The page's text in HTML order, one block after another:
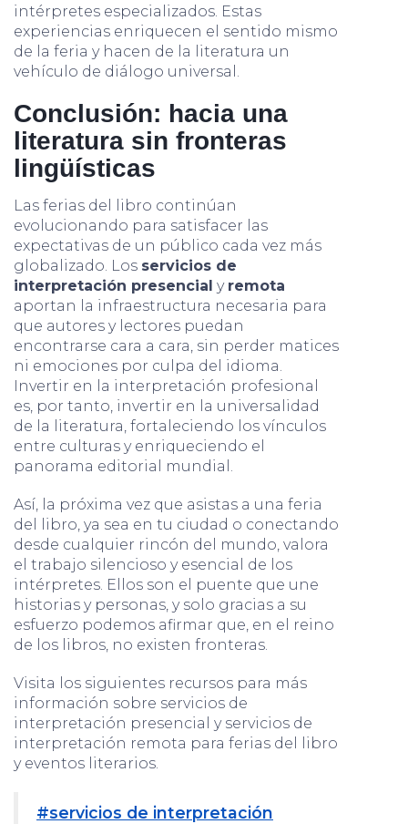
intérpretes especializados. Estas
experiencias enriquecen el sentido mismo
de la feria y hacen de la literatura un
vehículo de diálogo universal.
Conclusión: hacia una
literatura sin fronteras
lingüísticas
Las ferias del libro continúan
evolucionando para satisfacer las
expectativas de un público cada vez más
globalizado. Los servicios de
interpretación presencial y remota
aportan la infraestructura necesaria para
que autores y lectores puedan
encontrarse cara a cara, sin perder matices
ni emociones por culpa del idioma.
Invertir en la interpretación profesional
es, por tanto, invertir en la universalidad
de la literatura, fortaleciendo los vínculos
entre culturas y enriqueciendo el
panorama editorial mundial.
Así, la próxima vez que asistas a una feria
del libro, ya sea en tu ciudad o conectando
desde cualquier rincón del mundo, valora
el trabajo silencioso y esencial de los
intérpretes. Ellos son el puente que une
historias y personas, y solo gracias a su
esfuerzo podemos afirmar que, en el reino
de los libros, no existen fronteras.
Visita los siguientes recursos para más
información sobre servicios de
interpretación presencial y servicios de
interpretación remota para ferias del libro
y eventos literarios.
#servicios de interpretación